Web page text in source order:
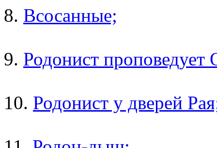
8. Всосанные;
9. Родонист проповедует
10. Родонист у дверей